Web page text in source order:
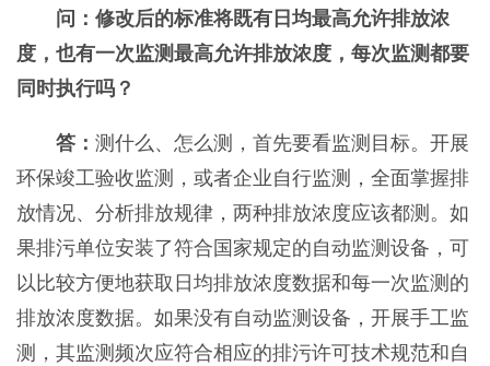
问：修改后的标准将既有日均最高允许排放浓
度，也有一次监测最高允许排放浓度，每次监测都要
同时执行吗？
答： 测什么、怎么测，首先要看监测目标。开展
环保竣工验收监测，或者企业自行监测，全面掌握排
放情况、分析排放规律，两种排放浓度应该都测。如
果排污单位安装了符合国家规定的自动监测设备，可
以比较方便地获取日均排放浓度数据和每一次监测的
排放浓度数据。如果没有自动监测设备，开展手工监
测，其监测频次应符合相应的排污许可技术规范和自